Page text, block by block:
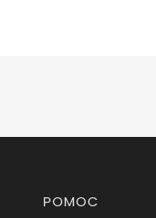
Linki w stopce
POMOC